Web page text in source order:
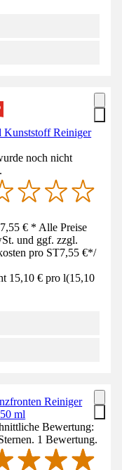
Kunststoff Reiniger
noch nicht
€ * Alle Preise
und ggf. zzgl.
pro ST7,55 €*/
15,10 € pro l(15,10
Reiniger
ml
Bewertung:
1 Bewertung.